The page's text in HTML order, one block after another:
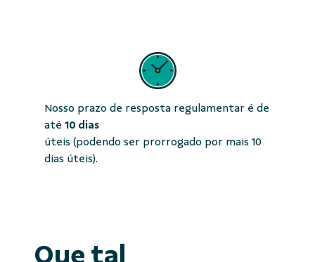
Nosso prazo de resposta regulamentar é de
até 10 dias
úteis (podendo ser prorrogado por mais 10
dias úteis).
Que tal